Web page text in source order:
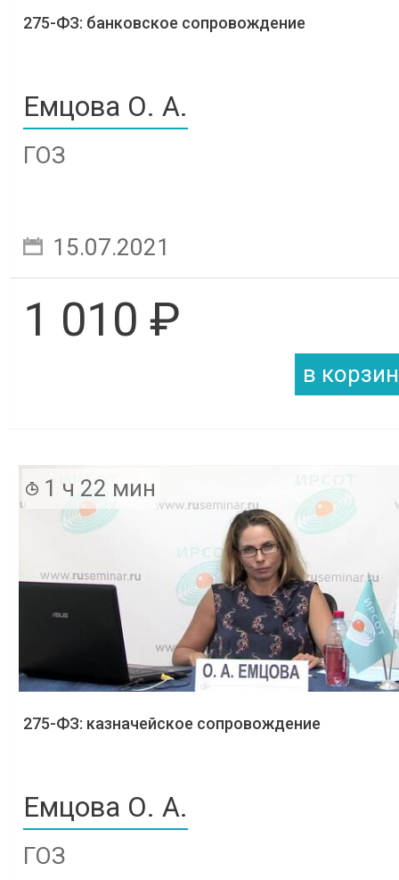
275-ФЗ: банковское сопровождение
Емцова О. А.
ГОЗ
15.07.2021
1 010 ₽
1 ч 22 мин
275-ФЗ: казначейское сопровождение
Емцова О. А.
ГОЗ